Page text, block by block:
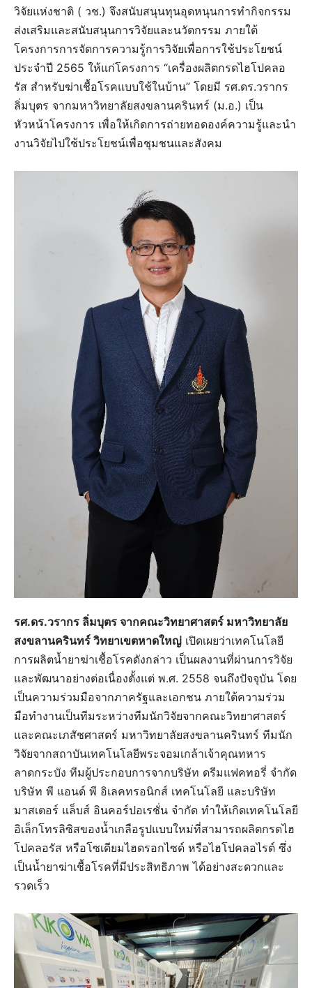
วิจัยแห่งชาติ ( วช.) จึงสนับสนุนทุนอุดหนุนการทำกิจกรรม
ส่งเสริมและสนับสนุนการวิจัยและนวัตกรรม ภายใต้
โครงการการจัดการความรู้การวิจัยเพื่อการใช้ประโยชน์
ประจำปี 2565 ให้แก่โครงการ “เครื่องผลิตกรดไฮโปคลอ
รัส สำหรับฆ่าเชื้อโรคแบบใช้ในบ้าน” โดยมี รศ.ดร.วรากร
ลิ่มบุตร จากมหาวิทยาลัยสงขลานครินทร์ (ม.อ.) เป็น
หัวหน้าโครงการ เพื่อให้เกิดการถ่ายทอดองค์ความรู้และนำ
งานวิจัยไปใช้ประโยชน์เพื่อชุมชนและสังคม
รศ.ดร.วรากร ลิ่มบุตร จากคณะวิทยาศาสตร์ มหาวิทยาลัย
สงขลานครินทร์ วิทยาเขตหาดใหญ่ เปิดเผยว่าเทคโนโลยี
การผลิตน้ำยาฆ่าเชื้อโรคดังกล่าว เป็นผลงานที่ผ่านการวิจัย
และพัฒนาอย่างต่อเนื่องตั้งแต่ พ.ศ. 2558 จนถึงปัจจุบัน โดย
เป็นความร่วมมือจากภาครัฐและเอกชน ภายใต้ความร่วม
มือทำงานเป็นทีมระหว่างทีมนักวิจัยจากคณะวิทยาศาสตร์
และคณะเภสัชศาสตร์ มหาวิทยาลัยสงขลานครินทร์ ทีมนัก
วิจัยจากสถาบันเทคโนโลยีพระจอมเกล้าเจ้าคุณทหาร
ลาดกระบัง ทีมผู้ประกอบการจากบริษัท ดรีมแฟคทอรี่ จำกัด
บริษัท พี แอนด์ พี อิเลคทรอนิกส์ เทคโนโลยี และบริษัท
มาสเตอร์ แล็บส์ อินคอร์ปอเรชั่น จำกัด ทำให้เกิดเทคโนโลยี
อิเล็กโทรลิซิสของน้ำเกลือรูปแบบใหม่ที่สามารถผลิตกรดไฮ
โปคลอรัส หรือโซเดียมไฮดรอกไซด์ หรือไฮโปคลอไรต์ ซึ่ง
เป็นน้ำยาฆ่าเชื้อโรคที่มีประสิทธิภาพ ได้อย่างสะดวกและ
รวดเร็ว